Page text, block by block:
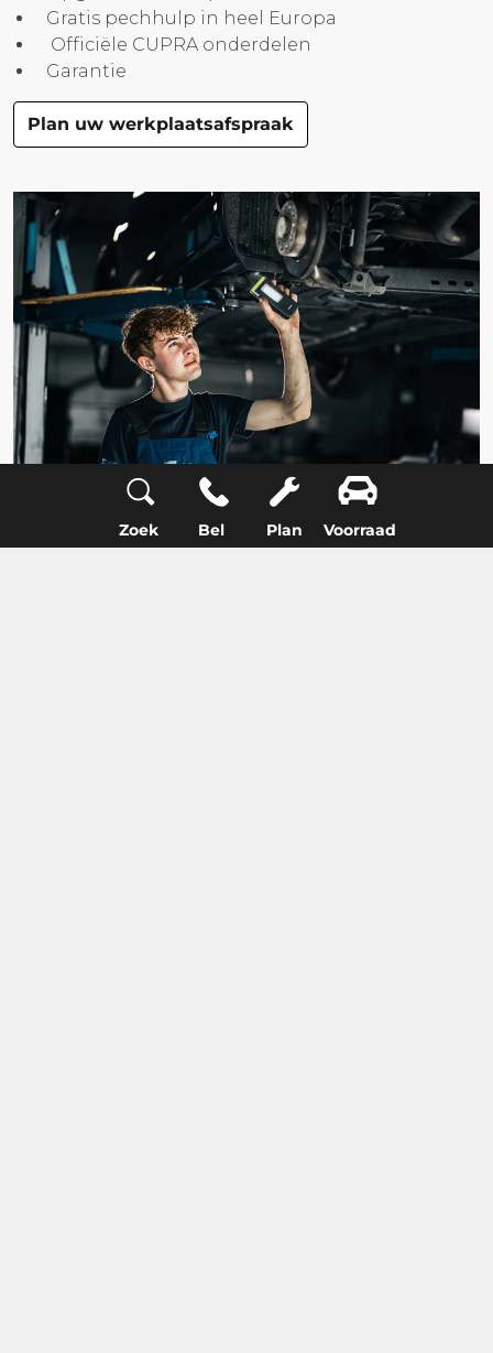
Zoek Bel Plan Voorraad
Gratis pechhulp in heel Europa
Officiële CUPRA onderdelen
Garantie
Plan uw werkplaatsafspraak